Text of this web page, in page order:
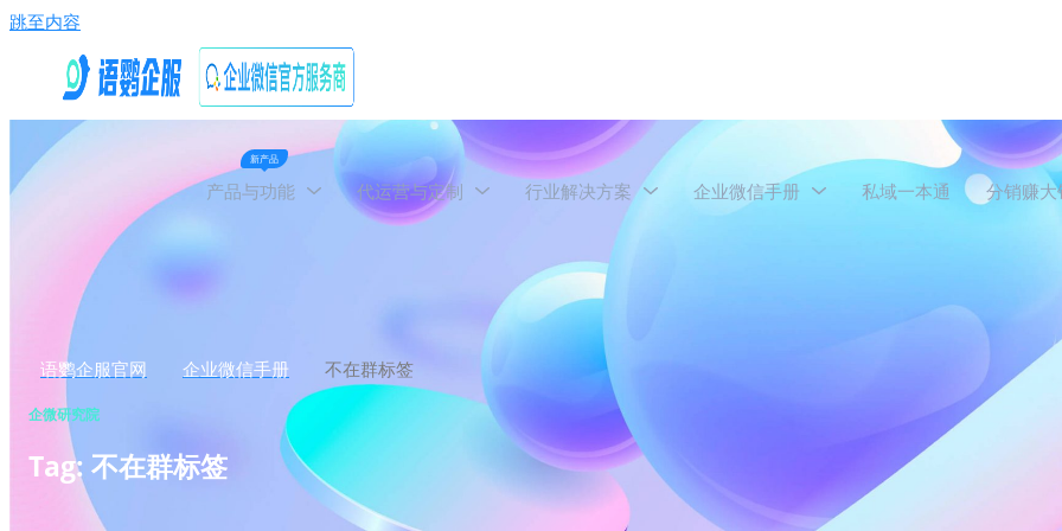
跳至内容
新产品
产品与功能 代运营与定制 行业解决方案 企业微信手册 私域一本通 分销赚大
语鹦企服官网 企业微信手册 不在群标签
企微研究院
Tag: 不在群标签